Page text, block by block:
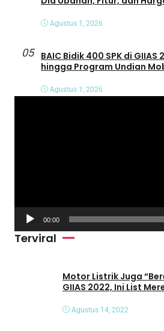
Agustus 1, 2026
05
BAIC Bidik 400 SPK di GIIAS
hingga Program Undian
Agustus 1, 2026
d
00:00
Terviral
Motor Listrik Juga
GIIAS 2022, Ini List
Agustus 14, 2022